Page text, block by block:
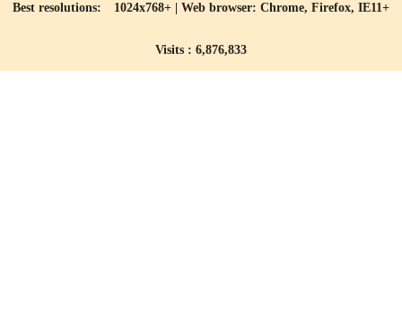
Best resolutions: 1024x768+ | Web browser: Chrome, Firefox, IE11+
Visits : 6,876,833